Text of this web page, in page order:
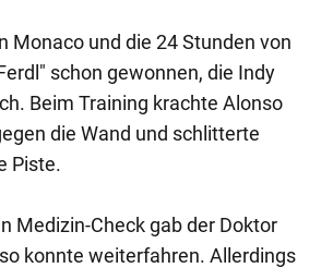
Monaco und die 24 Stunden von
schon gewonnen, die Indy
Beim Training krachte Alonso
die Wand und schlitterte
Piste.
Medizin-Check gab der Doktor
konnte weiterfahren. Allerdings